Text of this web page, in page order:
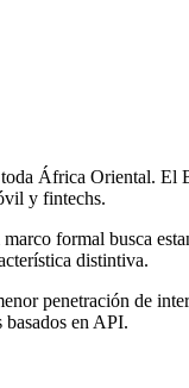
África Oriental. El
y fintechs.
formal busca
distintiva.
penetración de
en API.